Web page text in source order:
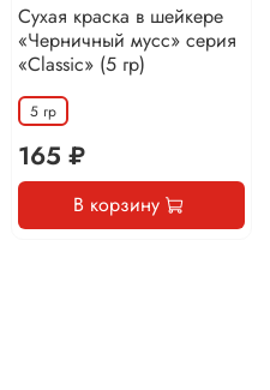
Сухая краска в шейкере
«Черничный мусс» серия
«Classic» (5 гр)
5 гр
165 ₽
В корзину